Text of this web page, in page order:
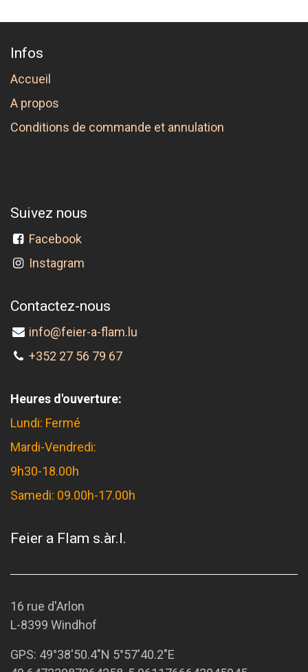
Infos
Accueil
A propos
Conditions de commande et annulation
Suivez nous
Facebook
Instagram
Contactez-nous
info@feier-a-flam.lu
+352 27 56 79 67
Heures d'ouverture:
Lundi: Fermé
Mardi-Vendredi:
9h30-18.00h
Samedi: 09.00h-17.00h
Feier a Flam s.àr.l.
16 rue d'Arlon
L-8399 Windhof
GPS: 49°38'50.4"N 5°57'40.2"E